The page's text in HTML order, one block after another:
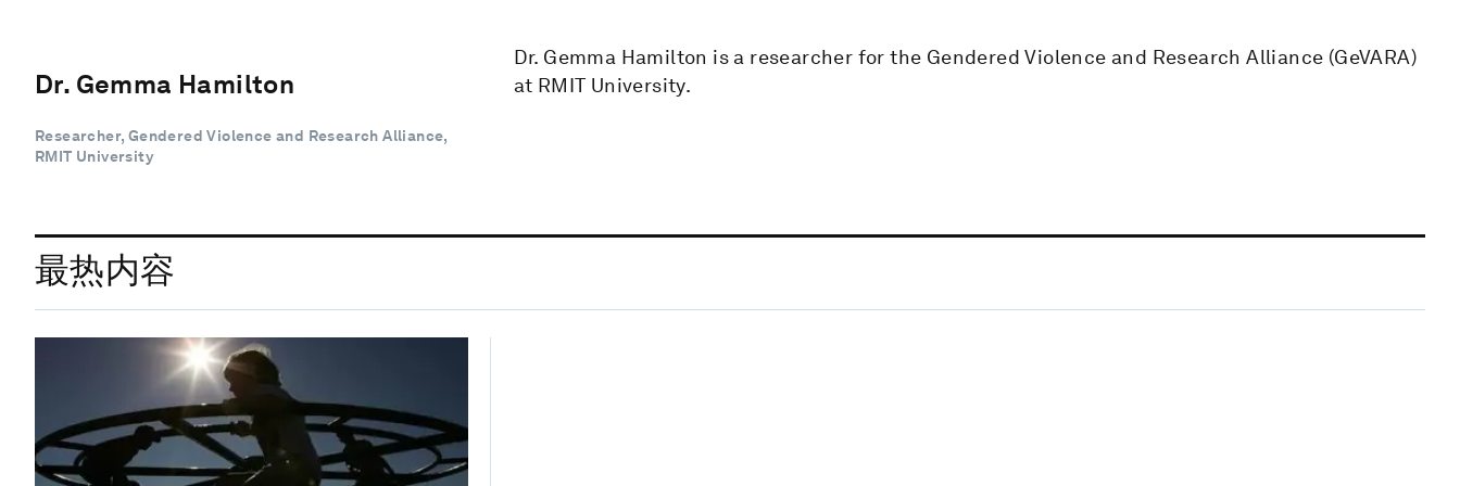
Dr. Gemma Hamilton
Researcher, Gendered Violence and Research Alliance,
RMIT University
Dr. Gemma Hamilton is a researcher for the Gendered Violence and Research Alliance (GeVARA)
at RMIT University.
最热内容